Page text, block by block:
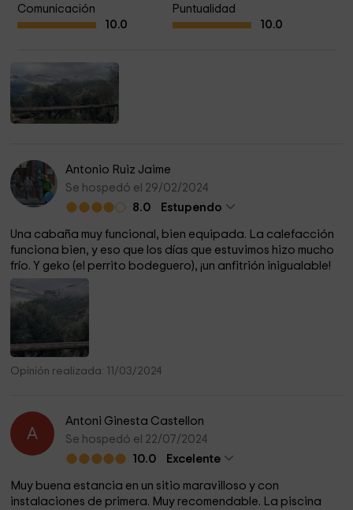
pegada a otras cabañas y cuenta con una zona de
barbacoa y terraza individual.
En medio de todas las cabañas está la piscina, que es lo
suficientemente grande para estar cómodo aunque hayan
mas huéspedes.
Gontar está en plena montaña y rodeada de gran cantidad
de posibilidades, desde rutas gastronómicas tipicas de la
sierra hasta las más complicadas rutas de senderismo,
barranquismo u otras actividades.
Simplemente pasear por la aldea de Gontar es un placer,
visitar sus barrios, sus fuentes o sentarse bajo un nogal ya
es algo único.
Puedes recorrer más de 20 senderos diferentes y de todos
los niveles. También es maravilloso bañarse en las muchas
zonas de baño del río Segura.
Comunicación
10.0
Puntualidad
10.0
Antonio Ruiz Jaime
Se hospedó el 29/02/2024
8.0
Estupendo
Una cabaña muy funcional, bien equipada. La calefacción
funciona bien, y eso que los días que estuvimos hizo mucho
frío. Y geko (el perrito bodeguero), ¡un anfitrión inigualable!
Opinión realizada: 11/03/2024
A
Antoni Ginesta Castellon
Se hospedó el 22/07/2024
10.0
Excelente
Muy buena estancia en un sitio maravilloso y con
instalaciones de primera. Muy recomendable. La piscina